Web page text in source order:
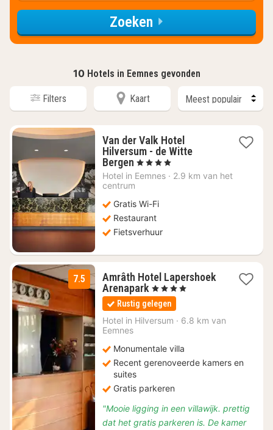
Zoeken
10 Hotels in Eemnes gevonden
Filters Kaart
Van der Valk Hotel
Hilversum - de Witte
Bergen 1
nacht
86,78
, 4 Sterren
Hotel in Eemnes · 2.9 km van het
centrum
Gratis Wi-Fi
Restaurant
Fietsverhuur
7.5
Amrâth Hotel Lapershoek
Arenapark 1
nacht
vanaf
€
, 4 Sterren
Rustig gelegen
Hotel in Hilversum · 6.8 km van
Eemnes
Monumentale villa
Recent gerenoveerde kamers en
suites
Gratis parkeren
"Mooie ligging in een villawijk. prettig
dat het gratis parkeren is. De kamer